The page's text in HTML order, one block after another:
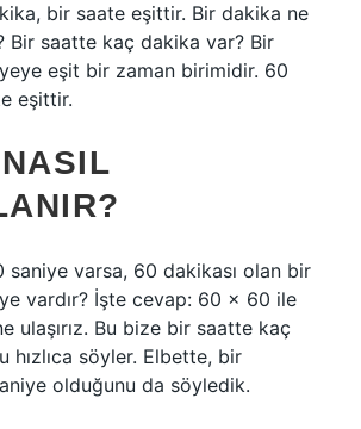
bir saate eşittir. Bir dakika ne
Bir saatte kaç dakika var? Bir
eşit bir zaman birimidir. 60
eşittir.
saniye varsa, 60 dakikası olan bir
vardır? İşte cevap: 60 x 60 ile
ulaşırız. Bu bize bir saatte kaç
hızlıca söyler. Elbette, bir
olduğunu da söyledik.